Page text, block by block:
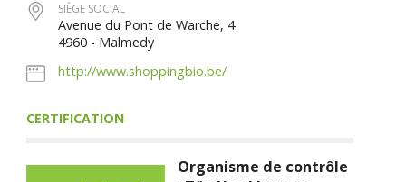
SIÈGE SOCIAL
Avenue du Pont de Warche, 4
4960 - Malmedy
http://www.shoppingbio.be/
CERTIFICATION
Organisme de contrôle